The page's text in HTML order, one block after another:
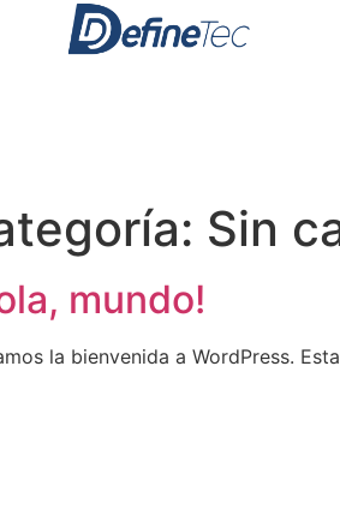
Sin
mundo!
la bienvenida a WordPress.